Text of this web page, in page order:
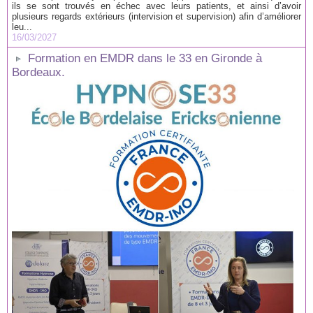
ils se sont trouvés en échec avec leurs patients, et ainsi d’avoir
plusieurs regards extérieurs (intervision et supervision) afin d’améliorer
leu...
16/03/2027
Formation en EMDR dans le 33 en Gironde à
Bordeaux.